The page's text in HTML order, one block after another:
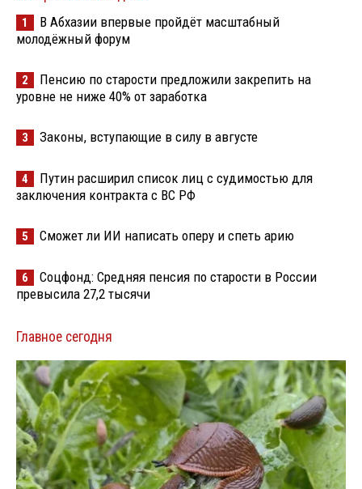
1
В Абхазии впервые пройдёт масштабный
молодёжный форум
2
Пенсию по старости предложили закрепить на
уровне не ниже 40% от заработка
3 Законы, вступающие в силу в августе
4
Путин расширил список лиц с судимостью для
заключения контракта с ВС РФ
5 Сможет ли ИИ написать оперу и спеть арию
6
Соцфонд: Средняя пенсия по старости в России
превысила 27,2 тысячи
Главное сегодня